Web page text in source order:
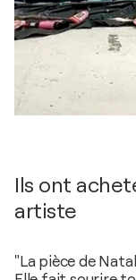
Ils ont
artiste
"La pièce de